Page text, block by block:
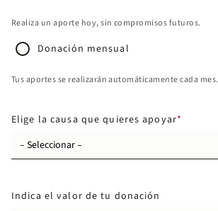
Realiza un aporte hoy, sin compromisos futuros.
Donación mensual
Tus aportes se realizarán automáticamente cada mes.
Elige la causa que quieres apoyar
Indica el valor de tu donación